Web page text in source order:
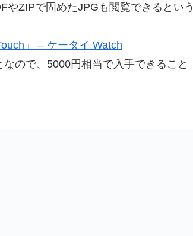
やZIPで固めたJPGも閲覧できるという
」 – ケータイ Watch
ので、5000円相当で入手できること